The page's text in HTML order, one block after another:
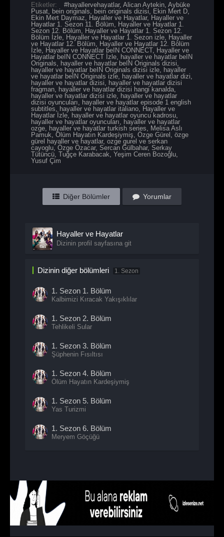
Etiketler: #hayallervehayatlar, Alican Aytekin Aybüke
Pusat bein originals bein originals dizisi Ekin Mert D
Ekin Mert Daymaz
Hayaller ve Hayatlar, Hayaller ve
Hayatlar 1. Sezon 11. Bölüm
Hayaller ve Hayatlar 1.
Sezon 12. Bölüm
Hayaller ve Hayatlar 1. Sezon 12.
Bölüm İzle Hayaller ve Hayatlar 1. Sezon izle Hayaller
ve Hayatlar 12. Bölüm
Hayaller ve Hayatlar 12. Bölüm
İzle Hayaller ve Hayatlar beIN CONNECT, Hayaller ve
Hayatlar beIN CONNECT İzle hayaller ve hayatlar beIN
Originals
hayaller ve hayatlar beIN Originals dizisi
hayaller ve hayatlar beIN Originals dizisi izle hayaller
ve hayatlar beIN Originals izle hayaller ve hayatlar dizi
hayaller ve hayatlar dizisi
hayaller ve hayatlar dizisi
fragman hayaller ve hayatlar dizisi hangi kanalda
hayaller ve hayatlar dizisi izle hayaller ve hayatlar
dizisi oyuncuları
hayaller ve hayatlar episode 1 english
subtitles
hayaller ve hayatlar italiano Hayaller ve
Hayatlar İzle, hayaller ve hayatlar oyuncu kadrosu
hayaller ve hayatlar oyuncuları
hayaller ve hayatlar
ozge hayaller ve hayatlar turkish series
Melisa Aslı
Pamuk Ölüm Hayatın Kardeşiymiş Özge Gürel özge
gürel hayaller ve hayatlar, ozge gurel ve serkan
cayoglu, Özge Özacar, Sercan Gülbahar, Serkay
Tütüncü Tuğçe Karabacak Yeşim Ceren Bozoğlu
Yusuf Çim
Diğer Bölümler Yorumlar
Hayaller ve Hayatlar
Dizinin profil sayfasına git
Dizinin diğer bölümleri 1. Sezon
1. Sezon 1. Bölüm
Kalbimizi Kıracak Yakışıklılar
1. Sezon 2. Bölüm
Tehlikeli Sular
1. Sezon 3. Bölüm
Şüphenin Fısıltısı
1. Sezon 4. Bölüm
Ölüm Hayatın Kardeşiymiş
1. Sezon 5. Bölüm
Yas Turizmi
1. Sezon 6. Bölüm
Meryem Göçüğü
1. Sezon8. Bölüm
Avucumuzdaki Sırlar
1. Sezon 9. Bölüm
Yarım Kalan Veda